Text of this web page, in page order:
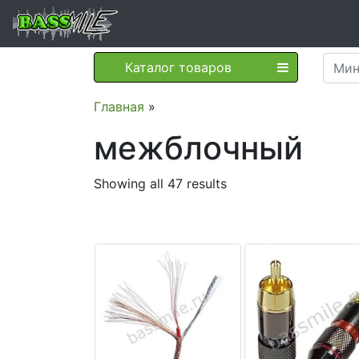
Каталог товаров
Главная »
межблочный
Showing all 47 results